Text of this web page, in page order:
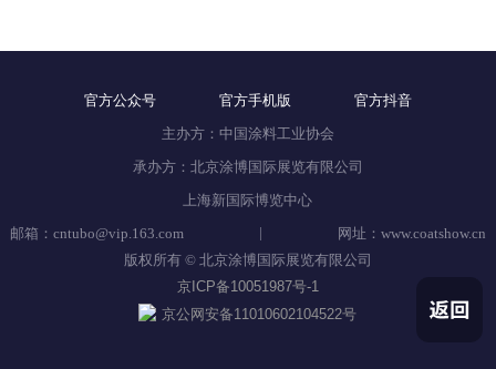
官方公众号 官方手机版
官方抖音
主办方：中国涂料工业协会
承办方：北京涂博国际展览有限公司
上海新国际博览中心
邮箱：cntubo@vip.163.com
|
网址：www.coatshow.cn
版权所有 © 北京涂博国际展览有限公司
京ICP备10051987号-1
京公网安备11010602104522号